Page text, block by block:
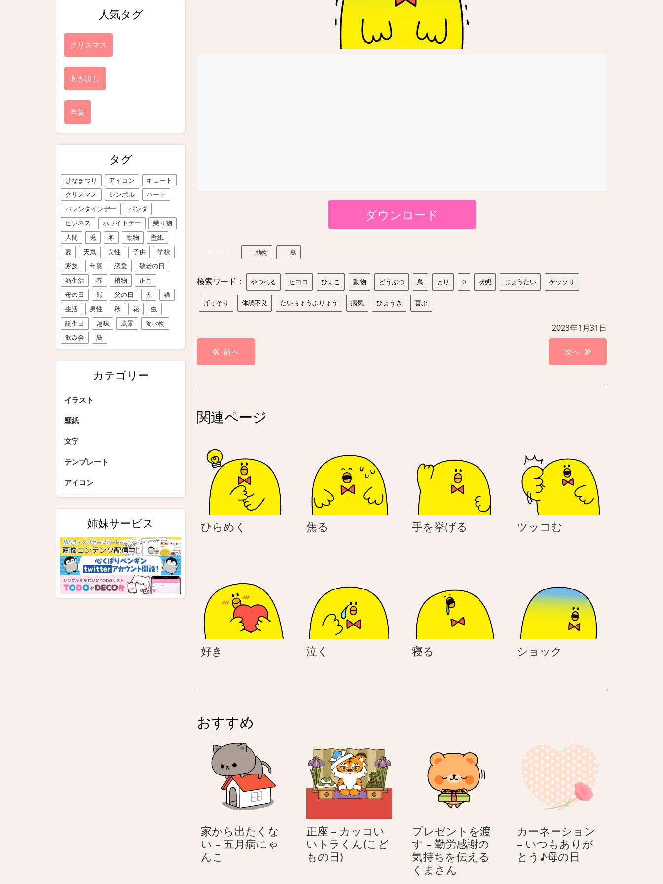
人気タグ
クリスマス
吹き出し
年賀
タグ
ひなまつり アイコン
キュート
クリスマス
シンボル
ハート
バレンタインデー
パンダ
ビジネス
ホワイトデー
乗り物
人間
兎 冬 動物
壁紙
夏
天気 女性 子供
学校
家族
年賀 恋愛
敬老の日
新生活
春 植物
正月
母の日
熊 父の日 犬
猫
生活
男性 秋 花
虫
誕生日
趣味 風景
食べ物
飲み会
鳥
カテゴリー
イラスト
壁紙
文字
テンプレート
アイコン
姉妹サービス
ダウンロード
動物 鳥
検索ワード： やつれる ヒヨコ ひよこ 動物 どうぶつ 鳥 とり 0 状態 じょうたい ゲッソリ
げっそり 体調不良 たいちょうふりょう 病気 びょうき 喜ぶ
2023年1月31日
投
稿
ナ
ゲ
シ
ョ
ン
前へ 次へ
関連ページ
ひらめく 焦る 手を挙げる ツッコむ
好き 泣く 寝る ショック
ク
おすすめ
家から出たくな
い – 五月病にゃ
んこ
正座 – カッコい
いトラくん(こど
もの日)正
プレゼントを渡
す – 勤労感謝の
気持ちを伝える
くまさん
カーネーション
– いつもありが
とう♪母の日